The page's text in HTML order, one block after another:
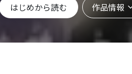
はじめから読む 作品情報